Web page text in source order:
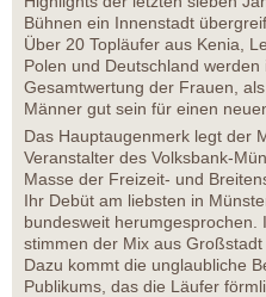
Bühnen ein Innenstadt
Über 20 Topläufer aus Kenia,
Polen und Deutschland
Gesamtwertung der Frauen,
Männer gut sein für einen
Das Hauptaugenmerk legt der
Veranstalter des Volksbank-
Masse der Freizeit- und
Ihr Debüt am liebsten in
bundesweit herumgesprochen.
stimmen der Mix aus
Dazu kommt die unglaubliche
Publikums, das die Läufer